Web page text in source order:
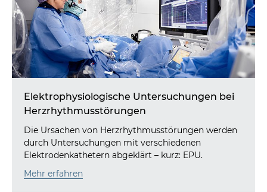
Elektrophysiologische Untersuchungen bei
Herzrhythmusstörungen
Die Ursachen von Herzrhythmusstörungen werden
durch Untersuchungen mit verschiedenen
Elektrodenkathetern abgeklärt – kurz: EPU.
Mehr erfahren